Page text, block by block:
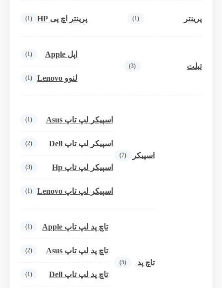
پرینتر (1) پرینتر اچ پی HP (1)
تبلت (3)
اپل Apple (1)
لنوو Lenovo (1)
اسپیکر (7)
اسپیکر لپ تاپ Asus (1)
اسپیکر لپ تاپ Dell (2)
اسپیکر لپ تاپ Hp (3)
اسپیکر لپ تاپ Lenovo (1)
تاچ پد (5)
تاچ پد لپ تاپ Apple (1)
تاچ پد لپ تاپ Asus (2)
تاچ پد لپ تاپ Dell (1)